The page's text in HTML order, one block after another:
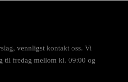
vennligst kontakt oss. Vi
til fredag mellom kl. 09:00 og